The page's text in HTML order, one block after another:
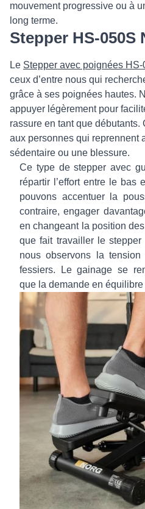
mouvement progressive ou à
long terme.
Stepper HS-050S
Le Stepper avec poignées
ceux d’entre nous qui
grâce à ses poignées hautes.
appuyer légèrement pour
rassure en tant que
aux personnes qui reprennent
sédentaire ou une blessure.
Ce type de stepper avec
répartir l’effort entre le bas
pouvons accentuer la
contraire, engager
en changeant la position
que fait travailler le stepper
nous observons la
fessiers. Le gainage se
que la demande en